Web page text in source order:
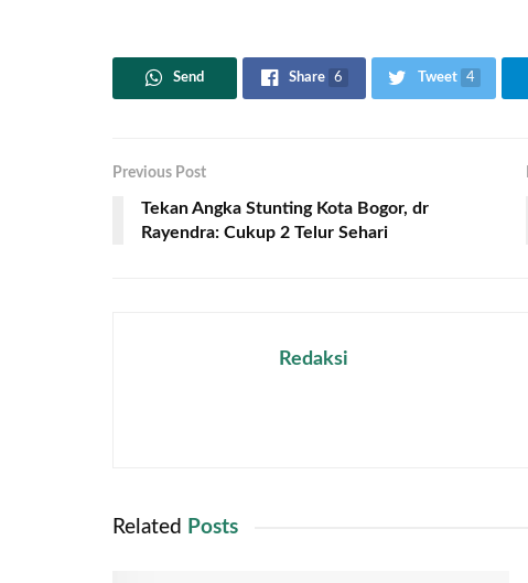
Send Share 6 Tweet 4
Previous Post
Tekan Angka Stunting Kota Bogor, dr
Rayendra: Cukup 2 Telur Sehari
Redaksi
Related Posts